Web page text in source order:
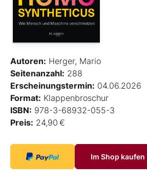
Autoren: Herger, Mario
Seitenanzahl: 288
Erscheinungstermin: 04.06.2026
Format: Klappenbroschur
ISBN: 978-3-68932-055-3
Preis: 24,90 €
Im Shop kaufen